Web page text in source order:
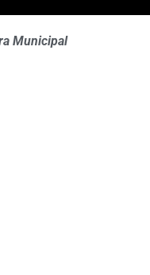
Municipal